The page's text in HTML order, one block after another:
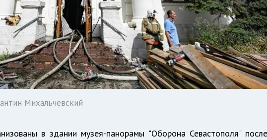
Михальчевский
в здании музея-панорамы "Оборона Севастополя" после